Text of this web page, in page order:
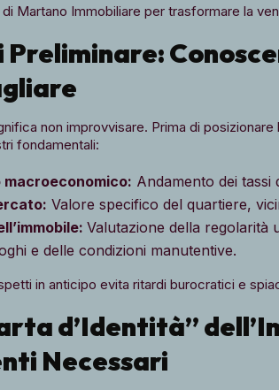
Martano Immobiliare per trasformare la
Preliminare:
non improvvisare. Prima di posizionare
fondamentali:
Andamento dei tassi
Valore specifico del quartiere,
Valutazione della regolarità
e delle condizioni manutentive.
in anticipo evita ritardi burocratici e
d’Identità”
Necessari